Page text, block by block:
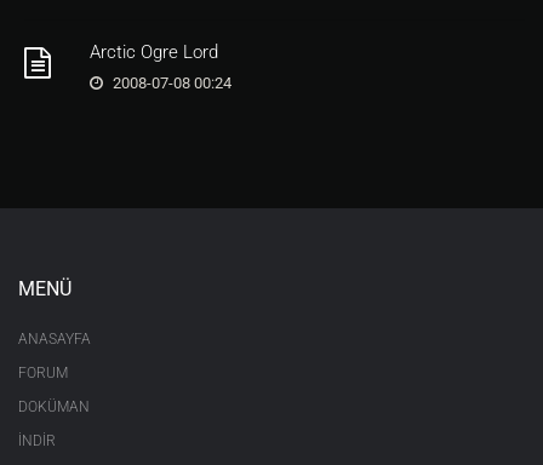
Arctic Ogre Lord
2008-07-08 00:24
MENÜ
ANASAYFA
FORUM
DOKÜMAN
İNDİR